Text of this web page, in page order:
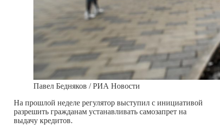
Павел Бедняков / РИА Новости
На прошлой неделе регулятор выступил с инициативой
разрешить гражданам устанавливать самозапрет на
выдачу кредитов.